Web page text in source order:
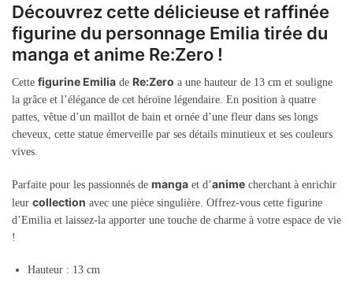
Découvrez cette délicieuse et raffinée
figurine du personnage Emilia tirée du
manga et anime Re:Zero !
Cette figurine Emilia de Re:Zero a une hauteur de 13 cm et souligne
la grâce et l’élégance de cet héroïne légendaire. En position à quatre
pattes, vêtue d’un maillot de bain et ornée d’une fleur dans ses longs
cheveux, cette statue émerveille par ses détails minutieux et ses couleurs
vives.
Parfaite pour les passionnés de manga et d’anime cherchant à enrichir
leur collection avec une pièce singulière. Offrez-vous cette figurine
d’Emilia et laissez-la apporter une touche de charme à votre espace de vie
!
Hauteur : 13 cm